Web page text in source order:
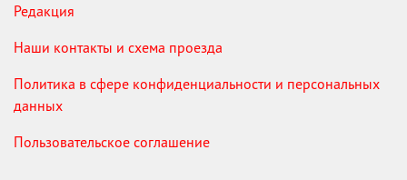
Редакция
Наши контакты и схема проезда
Политика в сфере конфиденциальности и персональных
данных
Пользовательское соглашение